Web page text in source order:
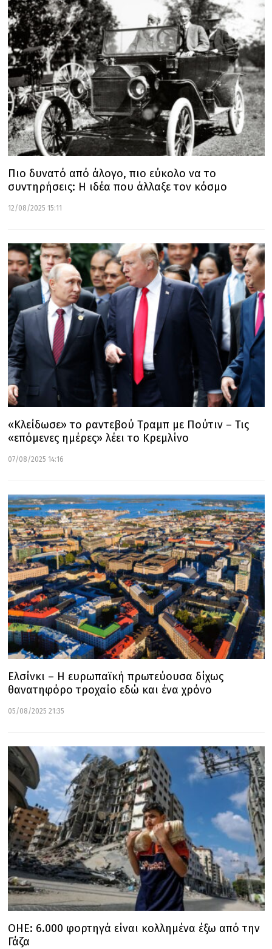
Πιο δυνατό από άλογο, πιο εύκολο να το
συντηρήσεις: Η ιδέα που άλλαξε τον κόσμο
12/08/2025 15:11
«Κλείδωσε» το ραντεβού Τραμπ με Πούτιν – Τις
«επόμενες ημέρες» λέει το Κρεμλίνο
07/08/2025 14:16
Ελσίνκι – Η ευρωπαϊκή πρωτεύουσα δίχως
θανατηφόρο τροχαίο εδώ και ένα χρόνο
05/08/2025 21:35
ΟΗΕ: 6.000 φορτηγά είναι κολλημένα έξω από την
Γάζα